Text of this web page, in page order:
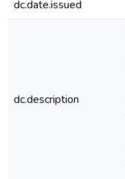
dc.date.issued
dc.description